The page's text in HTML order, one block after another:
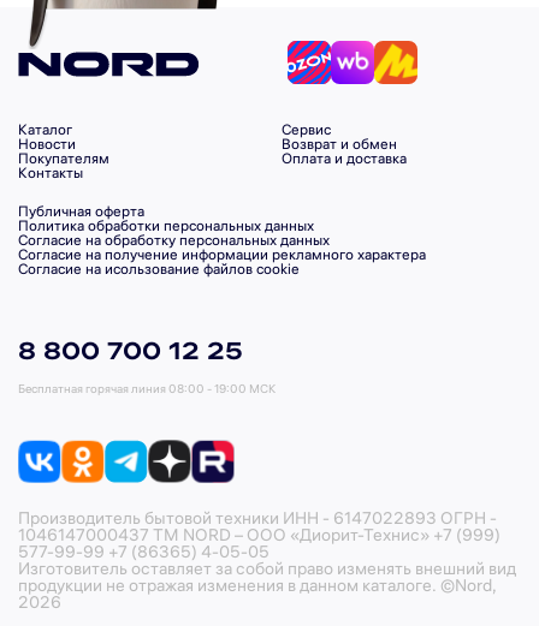
Каталог
Новости
Покупателям
Контакты
Сервис
Возврат и обмен
Оплата и доставка
Публичная оферта
Политика обработки персональных данных
Согласие на обработку персональных данных
Согласие на получение информации рекламного характера
Согласие на исользование файлов cookie
8 800 700 12 25
Бесплатная горячая линия 08:00 - 19:00 МСК
Производитель бытовой техники ИНН - 6147022893 ОГРН -
1046147000437 ТМ NORD – ООО «Диорит-Технис» +7 (999)
577-99-99 +7 (86365) 4-05-05
Изготовитель оставляет за собой право изменять внешний вид
продукции не отражая изменения в данном каталоге. ©Nord,
2026